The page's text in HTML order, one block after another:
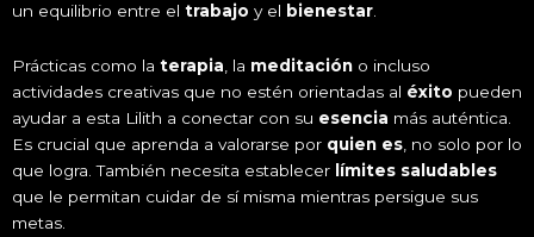
un equilibrio entre el trabajo y el bienestar.
Prácticas como la terapia , la meditación o incluso
actividades creativas que no estén orientadas al éxito pueden
ayudar a esta Lilith a conectar con su esencia más auténtica.
Es crucial que aprenda a valorarse por quien es , no solo por lo
que logra. También necesita establecer límites saludables
que le permitan cuidar de sí misma mientras persigue sus
metas.